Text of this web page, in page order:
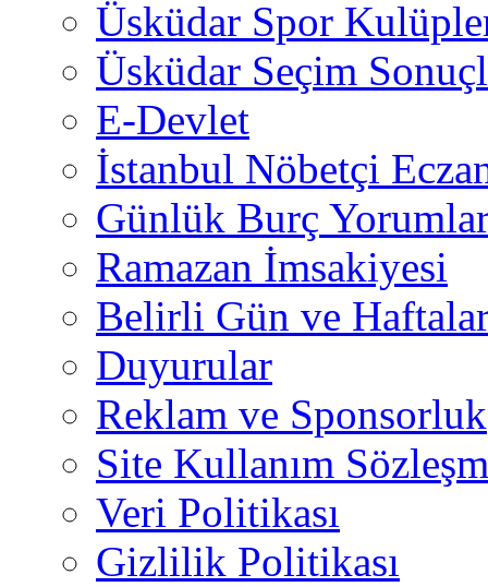
Üsküdar Spor
Üsküdar Seçim
E-Devlet
İstanbul Nöbetçi
Günlük Burç
Ramazan İmsakiyesi
Belirli Gün ve
Duyurular
Reklam ve Sponsorluk
Site Kullanım
Veri Politikası
Gizlilik Politikası